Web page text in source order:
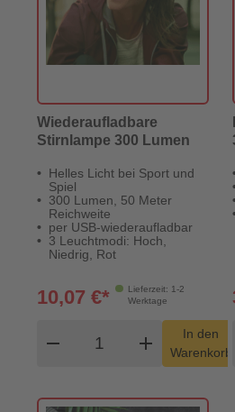
Wiederaufladbare
Stirnlampe 300 Lumen
Helles Licht bei Sport und
Spiel
300 Lumen, 50 Meter
Reichweite
per USB-wiederaufladbar
3 Leuchtmodi: Hoch,
Niedrig, Rot
Lieferzeit: 1-2
Werktage
10,07 €*
remove
Produkt Warenkorb
add
In den
Warenkorb